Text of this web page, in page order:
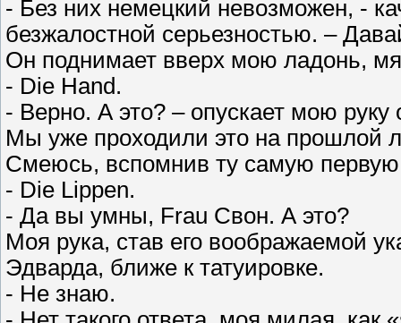
- Без них немецкий невозможен, -
безжалостной серьезностью. –
Он поднимает вверх мою ладонь,
- Die Hand.
- Верно. А это? – опускает мою руку
Мы уже проходили это на прошлой
Смеюсь, вспомнив ту самую
- Die Lippen.
- Да вы умны, Frau Свон. А это?
Моя рука, став его воображаемой
Эдварда, ближе к татуировке.
- Не знаю.